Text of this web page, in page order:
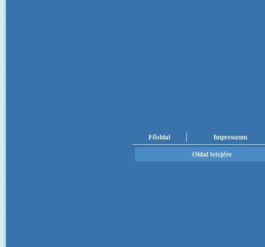
Főoldal
Impresszum
Oldal tetejére